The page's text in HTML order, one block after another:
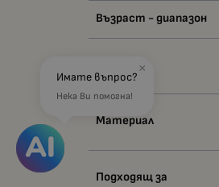
Възраст - диапазон
Материал
Подходящ за
×
Имате въпрос?
Нека Ви помогна!